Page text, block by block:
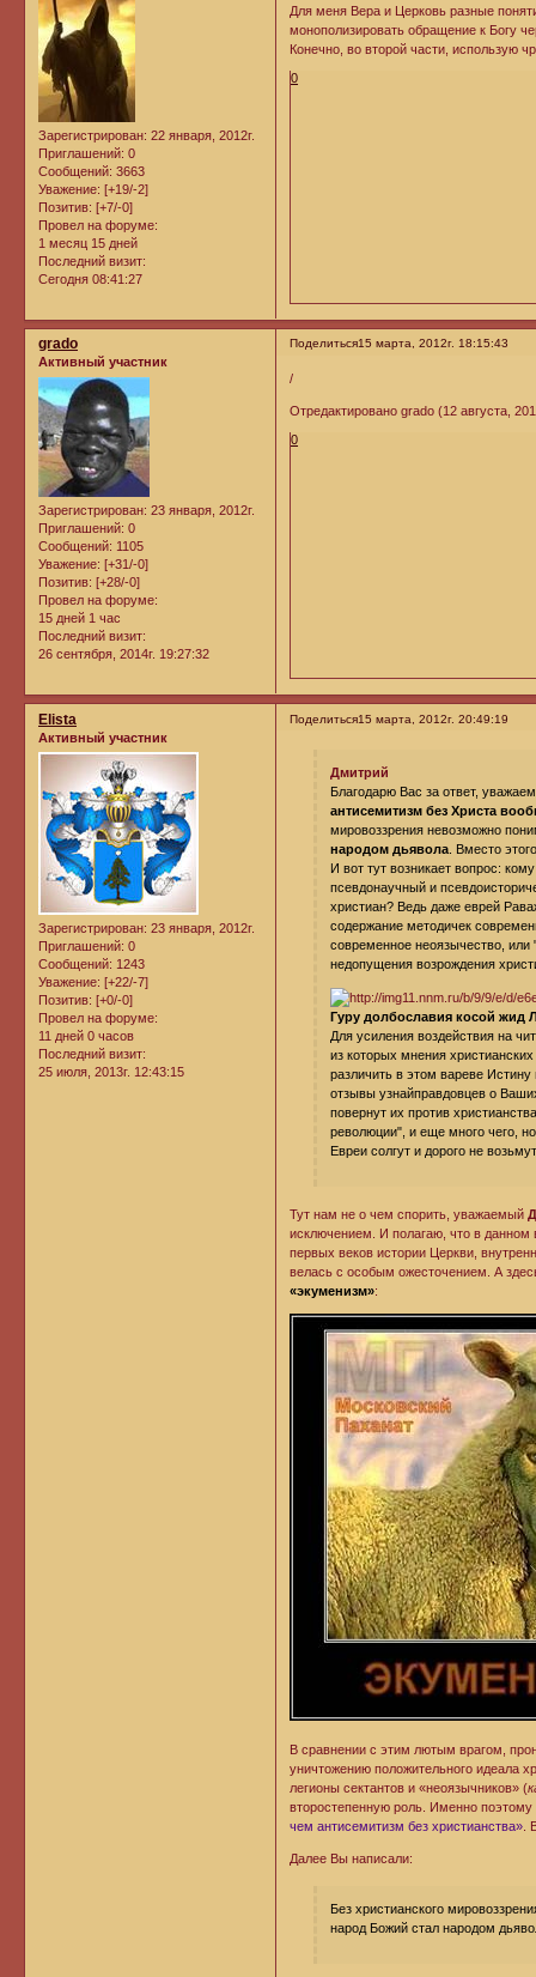
Зарегистрирован: 22 января, 2012г.
Приглашений: 0
Сообщений: 3663
Уважение: [+19/-2]
Позитив: [+7/-0]
Провел на форуме:
1 месяц 15 дней
Последний визит:
Сегодня 08:41:27
Для меня Вера и Церковь разные
монополизировать обращение к Богу
Конечно, во второй части, использую
0
Поделиться15 марта, 2012г. 18:15:43
grado
Активный участник
Зарегистрирован: 23 января, 2012г.
Приглашений: 0
Сообщений: 1105
Уважение: [+31/-0]
Позитив: [+28/-0]
Провел на форуме:
15 дней 1 час
Последний визит:
26 сентября, 2014г. 19:27:32
/
Отредактировано grado (12 августа,
0
Поделиться15 марта, 2012г. 20:49:19
Elista
Активный участник
Зарегистрирован: 23 января, 2012г.
Приглашений: 0
Сообщений: 1243
Уважение: [+22/-7]
Позитив: [+0/-0]
Провел на форуме:
11 дней 0 часов
Последний визит:
25 июля, 2013г. 12:43:15
Дмитрий
Благодарю Вас за ответ,
антисемитизм без Христа
мировоззрения невозможно
народом дьявола. Вместо
И вот тут возникает вопрос:
псевдонаучный и
христиан? Ведь даже еврей
содержание методичек
современное неоязычество,
недопущения возрождения
Гуру долбославия косой жид
Для усиления воздействия на
из которых мнения
различить в этом вареве
отзывы узнайправдовцев о
повернут их против
революции", и еще много чего,
Евреи солгут и дорого не
Тут нам не о чем спорить, уважаемый
исключением. И полагаю, что в данном
первых веков истории Церкви,
велась с особым ожесточением. А
«экуменизм»:
В сравнении с этим лютым врагом,
уничтожению положительного идеала
легионы сектантов и «неоязычников» (
второстепенную роль. Именно поэтому
чем антисемитизм без христианства» .
Далее Вы написали:
Без христианского
народ Божий стал народом